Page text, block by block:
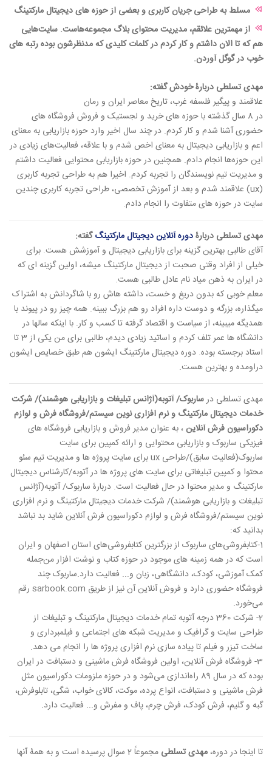
مسلط به طراحی جریان کاربری و بعضی از حوزه های دیجیتال مارکتینگ
از مهمترین علائقم، مدیریت محتوای بلاگ مجموعه‌هاست. سایت‌هایی
هم که تا الان داشتم و کار کردم در کلمات کلیدی که مدنظرشون بوده رتبه های
خوب در گوگل آوردن.
مهدی تسلطی دربارۀ خودش گفته:
علاقمند و پیگیر فلسفه غرب، تاریخ معاصر ایران و رمان
در 8 سال گذشته با حوزه های خرید و لجستیک و فروش فروشگاه های
حضوری آشنا شدم و کار کردم. در چند سال اخیر وارد حوزه بازاریابی به معنای
اعم و بازاریابی دیجیتال به معنای اخص شدم و با علاقه، فعالیت‌های زیادی در
این حوزه‌ها انجام دادم. همچنین در حوزه بازاریابی محتوایی فعالیت داشتم
و مدیریت تیم نویسندگان را تجربه کردم. اخیرا هم به طراحی تجربه کاربری
(ux) علاقمند شدم و بعد از آموزش تخصصی، طراحی تجربه کاربری چندین
سایت در حوزه های متفاوت را انجام دادم.
مهدی تسلطی دربارۀدوره آنلاین دیجیتال مارکتینگگفته:
آقای طالبی بهترین گزینه برای بازاریابی دیجیتال و آموزشش هست. برای
خیلی از افراد وقتی صحبت از دیجیتال مارکتینگ میشه، اولین گزینه ای که
در ایران به ذهن میاد نام عادل طالبی هست.
معلم خوبی که بدون دریغ و خست، داشته هاش رو با شاگردانش به اشتراک
میگذاره، بزرگه و دوست داره افراد رو هم بزرگ ببینه. همه چیز رو در پیوند با
همدیگه میبینه، از سیاست و اقتصاد گرفته تا کسب و کار. با اینکه سالها در
دانشگاه ها عمر تلف کردم و اساتید زیادی دیدم، طالبی برای من یکی از 3 تا
استاد برجسته بوده. دوره دیجیتال مارکتینگ ایشون هم طبق خصایص ایشون
دراومده و بهترین هست.
مهدی تسلطی درساربوک/ آتوبه(آژانس تبلیغات و بازاریابی هوشمند)/ شرکت
خدمات دیجیتال مارکتینگ و نرم افزاری نوین سیستم/فروشگاه فرش و لوازم
دکوراسیون فرش آنلاین ، به عنوان مدیر فروش و بازاریابی فروشگاه های
فیزیکی ساربوک و بازاریابی محتوایی و ارائه کمپین برای سایت
ساربوک(فعالیت سابق)/طراحی ux برای سایت پروژه ها و مدیریت تیم سئو
محتوا و کمپین تبلیغاتی برای سایت های پروژه ها در آتوبه/کارشناس دیجیتال
مارکتینگ و مدیر محتوا در حال فعالیت است. دربارۀ ساربوک/ آتوبه(آژانس
تبلیغات و بازاریابی هوشمند)/ شرکت خدمات دیجیتال مارکتینگ و نرم افزاری
نوین سیستم/فروشگاه فرش و لوازم دکوراسیون فرش آنلاین شاید بد نباشد
بدانید که:
1-کتابفروشی‌های ساربوک از بزرگترین کتابفروشی‌های استان اصفهان و ایران
است که در همه زمینه های موجود در حوزه کتاب و نوشت افزار من‌جمله
کمک آموزشی، کودک، دانشگاهی، زبان و... فعالیت دارد.ساربوک چند
فروشگاه حضوری دارد و فروش آنلاین آن نیز از طریق sarbook.com رقم
می‌خورد.
2- شرکت 360 درجه آتوبه تمام خدمات دیجیتال مارکتینگ و تبلیغات از
طراحی سایت و گرافیک و مدیریت شبکه های اجتماعی و فیلمبرداری و
ساخت تیزر و فیلم تا پیاده سازی نرم افزاری پروژه ها را انجام می دهد.
3- فروشگاه فرش آنلاین، اولین فروشگاه فرش ماشینی و دستبافت در ایران
بوده که در سال 89 راه‌اندازی می‌شود و در حوزه ملزومات دکوراسیون مثل
فرش ماشینی و دستبافت، انواع پرده، موکت، کالای خواب، شگی، تابلوفرش،
گبه و گلیم، فرش کودک، فرش چرم، پاف و مفرش و... فعالیت دارد.
تا اینجا در دوره، مهدی تسلطی
مجموعاً 2 سوال پرسیده است و به همۀ آنها